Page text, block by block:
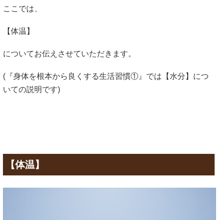
ここでは、
【体温】
についてお伝えさせていただきます。
(『身体を根本から良くする生活習慣①』では【水分】につ
いての説明です)
【体温】